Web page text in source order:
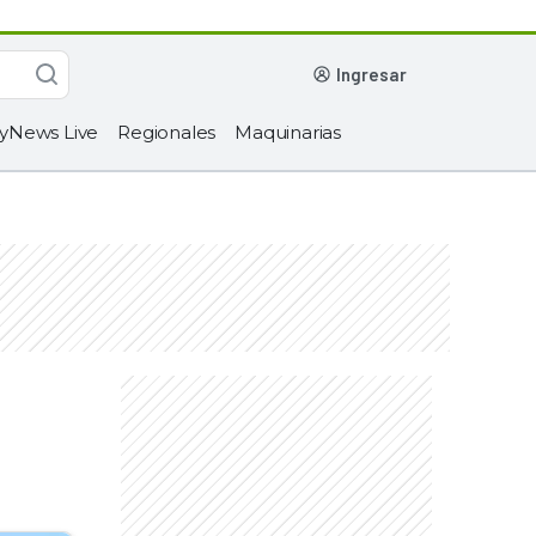
ingresar
Live Regionales Maquinarias